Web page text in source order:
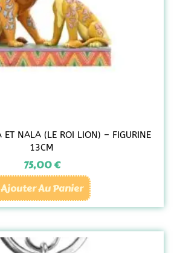
ET NALA (LE ROI LION) – FIGURINE
13CM
75,00€
Ajouter Au Panier